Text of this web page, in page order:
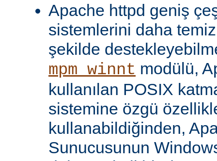
Apache httpd geniş
sistemlerini daha
şekilde
mpm_winnt modülü,
kullanılan POSIX
sistemine özgü
kullanabildiğinden,
Sunucusunun